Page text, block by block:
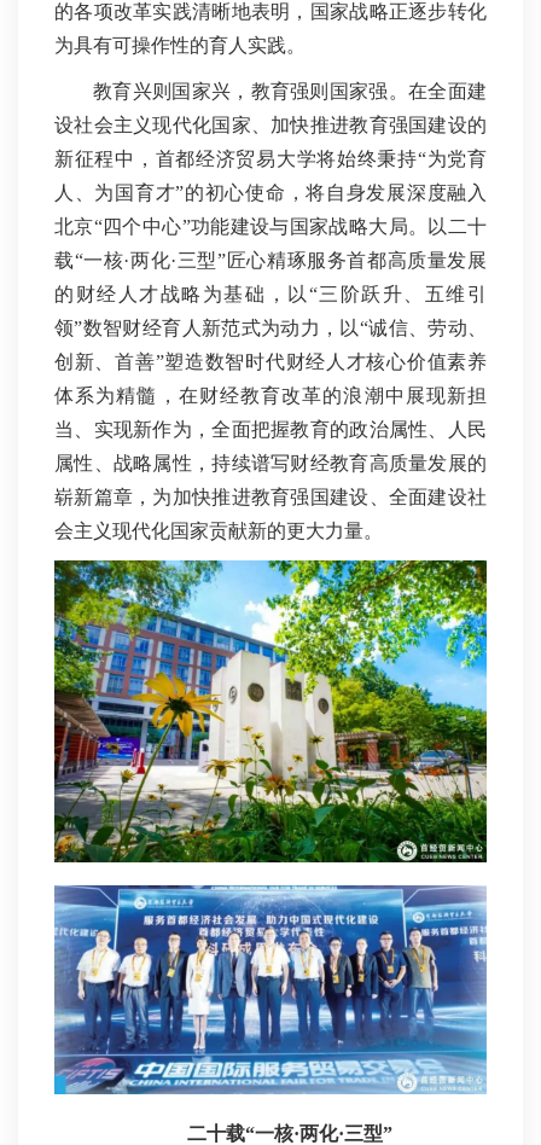
的各项改革实践清晰地表明，国家战略正逐步转化
为具有可操作性的育人实践。
教育兴则国家兴，教育强则国家强。在全面建
设社会主义现代化国家、加快推进教育强国建设的
新征程中，首都经济贸易大学将始终秉持“为党育
人、为国育才”的初心使命，将自身发展深度融入
北京“四个中心”功能建设与国家战略大局。以二十
载“一核·两化·三型”匠心精琢服务首都高质量发展
的财经人才战略为基础，以“三阶跃升、五维引
领”数智财经育人新范式为动力，以“诚信、劳动、
创新、首善”塑造数智时代财经人才核心价值素养
体系为精髓，在财经教育改革的浪潮中展现新担
当、实现新作为，全面把握教育的政治属性、人民
属性、战略属性，持续谱写财经教育高质量发展的
崭新篇章，为加快推进教育强国建设、全面建设社
会主义现代化国家贡献新的更大力量。
二十载“一核·两化·三型”